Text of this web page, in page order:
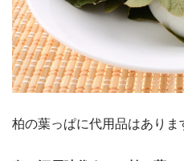
柏の葉っぱに代用品はありま